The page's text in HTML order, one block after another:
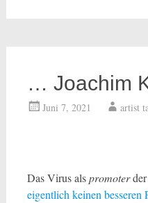
… Joachim
Juni 7, 2021 artist
Das Virus alspromoterder
eigentlich keinen